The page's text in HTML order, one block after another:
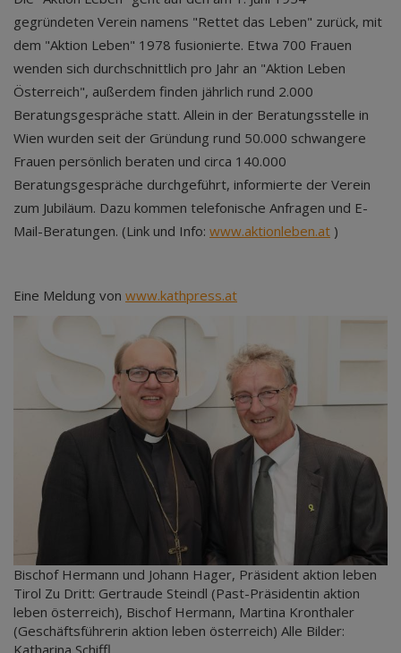
gegründeten Verein namens "Rettet das Leben" zurück, mit
dem "Aktion Leben" 1978 fusionierte. Etwa 700 Frauen
wenden sich durchschnittlich pro Jahr an "Aktion Leben
Österreich", außerdem finden jährlich rund 2.000
Beratungsgespräche statt. Allein in der Beratungsstelle in
Wien wurden seit der Gründung rund 50.000 schwangere
Frauen persönlich beraten und circa 140.000
Beratungsgespräche durchgeführt, informierte der Verein
zum Jubiläum. Dazu kommen telefonische Anfragen und E-
Mail-Beratungen. (Link und Info: www.aktionleben.at )
Eine Meldung von www.kathpress.at
Bischof Hermann und Johann Hager, Präsident aktion leben
Tirol Zu Dritt: Gertraude Steindl (Past-Präsidentin aktion
leben österreich), Bischof Hermann, Martina Kronthaler
(Geschäftsführerin aktion leben österreich) Alle Bilder:
Katharina Schiffl.